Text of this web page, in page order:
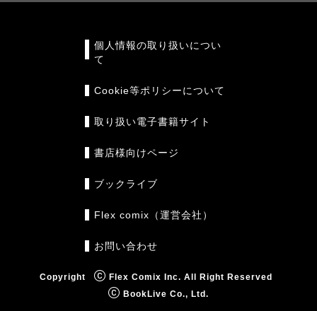
個人情報の取り扱いについ
て
Cookie等ポリシーについて
取り扱い電子書籍サイト
書店様向けページ
ブックライブ
Flex comix（運営会社）
お問い合わせ
Copyright
Flex Comix Inc. All Right Reserved
BookLive Co., Ltd.